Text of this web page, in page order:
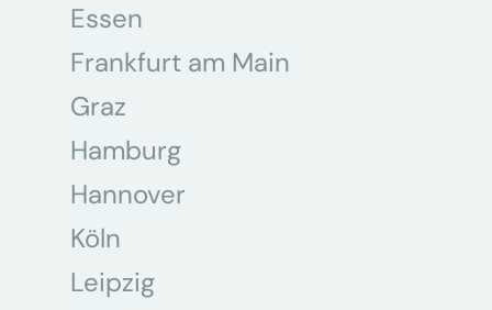
Essen
Frankfurt am Main
Graz
Hamburg
Hannover
Köln
Leipzig